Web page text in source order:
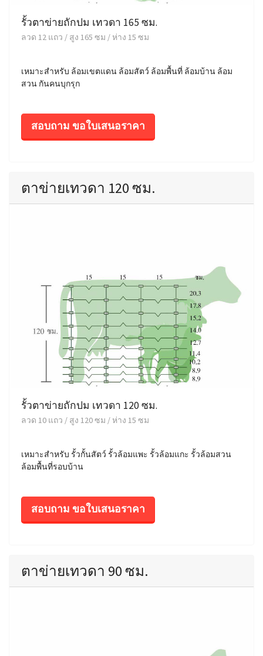
รั้วตาข่ายถักปม เทวดา 165 ซม.
ลวด 12 แถว / สูง 165 ซม / ห่าง 15 ซม
เหมาะสำหรับ ล้อมเขตแดน ล้อมสัตว์ ล้อมพื้นที่ ล้อมบ้าน ล้อม
สวน กันคนบุกรุก
สอบถาม ขอใบเสนอราคา
ตาข่ายเทวดา 120 ซม.
รั้วตาข่ายถักปม เทวดา 120 ซม.
ลวด 10 แถว / สูง 120 ซม / ห่าง 15 ซม
เหมาะสำหรับ รั้วกั้นสัตว์ รั้วล้อมแพะ รั้วล้อมแกะ รั้วล้อมสวน
ล้อมพื้นที่รอบบ้าน
สอบถาม ขอใบเสนอราคา
ตาข่ายเทวดา 90 ซม.